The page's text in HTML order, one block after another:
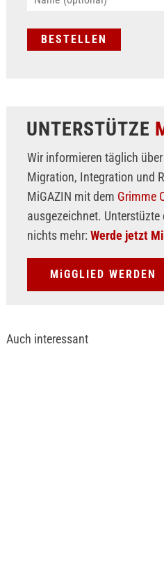
UNTERSTÜTZE
Wir informieren täglich
Migration, Integration und
MiGAZIN mit dem Grimme
ausgezeichnet.
nichts mehr: Werde jetzt
MiGGLIED WERDEN
Auch interessant